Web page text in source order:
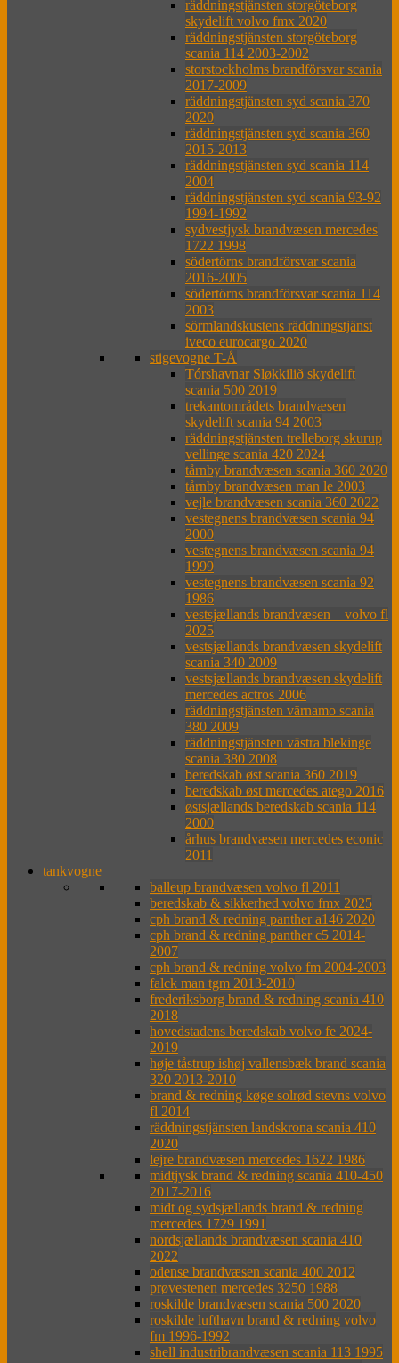
räddningstjänsten storgöteborg
skydelift volvo fmx 2020
räddningstjänsten storgöteborg
scania 114 2003-2002
storstockholms brandförsvar scania
2017-2009
räddningstjänsten syd scania 370
2020
räddningstjänsten syd scania 360
2015-2013
räddningstjänsten syd scania 114
2004
räddningstjänsten syd scania 93-92
1994-1992
sydvestjysk brandvæsen mercedes
1722 1998
södertörns brandförsvar scania
2016-2005
södertörns brandförsvar scania 114
2003
sörmlandskustens räddningstjänst
iveco eurocargo 2020
stigevogne T-Å
Tórshavnar Sløkkilið skydelift
scania 500 2019
trekantområdets brandvæsen
skydelift scania 94 2003
räddningstjänsten trelleborg skurup
vellinge scania 420 2024
tårnby brandvæsen scania 360 2020
tårnby brandvæsen man le 2003
vejle brandvæsen scania 360 2022
vestegnens brandvæsen scania 94
2000
vestegnens brandvæsen scania 94
1999
vestegnens brandvæsen scania 92
1986
vestsjællands brandvæsen – volvo fl
2025
vestsjællands brandvæsen skydelift
scania 340 2009
vestsjællands brandvæsen skydelift
mercedes actros 2006
räddningstjänsten värnamo scania
380 2009
räddningstjänsten västra blekinge
scania 380 2008
beredskab øst scania 360 2019
beredskab øst mercedes atego 2016
østsjællands beredskab scania 114
2000
århus brandvæsen mercedes econic
2011
tankvogne
balleup brandvæsen volvo fl 2011
beredskab & sikkerhed volvo fmx 2025
cph brand & redning panther a146 2020
cph brand & redning panther c5 2014-
2007
cph brand & redning volvo fm 2004-2003
falck man tgm 2013-2010
frederiksborg brand & redning scania 410
2018
hovedstadens beredskab volvo fe 2024-
2019
høje tåstrup ishøj vallensbæk brand scania
320 2013-2010
brand & redning køge solrød stevns volvo
fl 2014
räddningstjänsten landskrona scania 410
2020
lejre brandvæsen mercedes 1622 1986
midtjysk brand & redning scania 410-450
2017-2016
midt og sydsjællands brand & redning
mercedes 1729 1991
nordsjællands brandvæsen scania 410
2022
odense brandvæsen scania 400 2012
prøvestenen mercedes 3250 1988
roskilde brandvæsen scania 500 2020
roskilde lufthavn brand & redning volvo
fm 1996-1992
shell industribrandvæsen scania 113 1995